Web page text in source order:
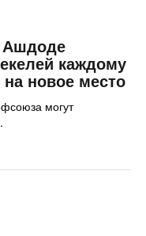
Ашдоде
каждому
новое место
могут